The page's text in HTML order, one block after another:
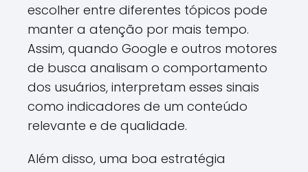
escolher entre diferentes tópicos pode
manter a atenção por mais tempo.
Assim, quando Google e outros motores
de busca analisam o comportamento
dos usuários, interpretam esses sinais
como indicadores de um conteúdo
relevante e de qualidade.
Além disso, uma boa estratégia